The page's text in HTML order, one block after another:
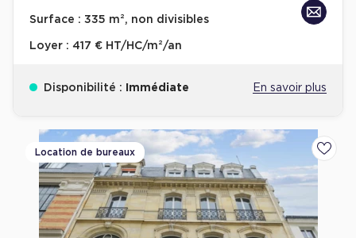
Surface : 335 m², non divisibles
Loyer : 417 € HT/HC/m²/an
Disponibilité : Immédiate En savoir plus
Location de bureaux